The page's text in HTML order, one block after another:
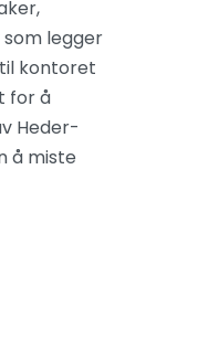
legger
kontoret
for å
Heder-
å miste